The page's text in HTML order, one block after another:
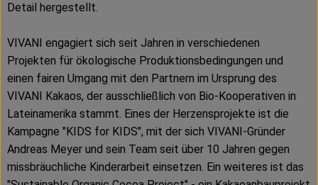
Detail hergestellt.
VIVANI engagiert sich seit Jahren in verschiedenen
Projekten für ökologische Produktionsbedingungen und
einen fairen Umgang mit den Partnern im Ursprung des
VIVANI Kakaos, der ausschließlich von Bio-Kooperativen in
Lateinamerika stammt. Eines der Herzensprojekte ist die
Kampagne "KIDS for KIDS", mit der sich VIVANI-Gründer
Andreas Meyer und sein Team seit über 10 Jahren gegen
missbräuchliche Kinderarbeit einsetzen. Ein weiteres ist das